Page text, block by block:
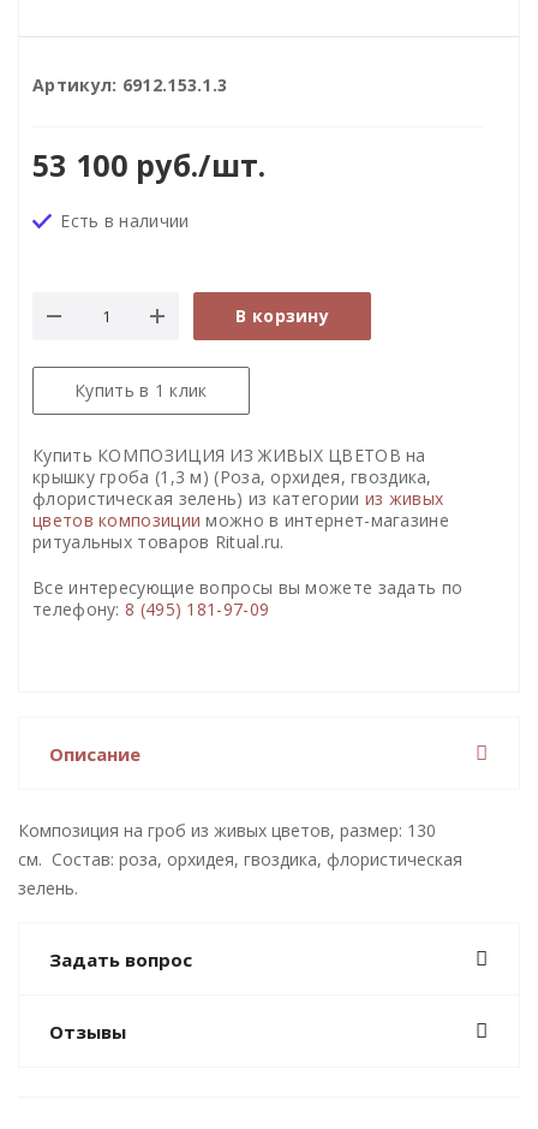
Артикул: 6912.153.1.3
53 100руб./шт.
Есть в наличии
В корзину
Купить в 1 клик
Купить КОМПОЗИЦИЯ ИЗ ЖИВЫХ ЦВЕТОВ на
крышку гроба (1,3 м) (Роза, орхидея, гвоздика,
флористическая зелень) из категории из живых
цветов композиции можно в интернет-магазине
ритуальных товаров Ritual.ru.
Все интересующие вопросы вы можете задать по
телефону: 8 (495) 181-97-09
Описание
Композиция на гроб из живых цветов, размер: 130
см. Состав: роза, орхидея, гвоздика, флористическая
зелень.
Задать вопрос
Отзывы